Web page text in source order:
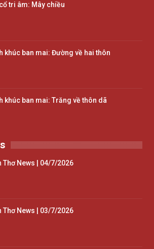
tri âm: Mây chiều
khúc ban mai: Đường về hai thôn
khúc ban mai: Trăng về thôn dã
Thơ News | 04/7/2026
Thơ News | 03/7/2026